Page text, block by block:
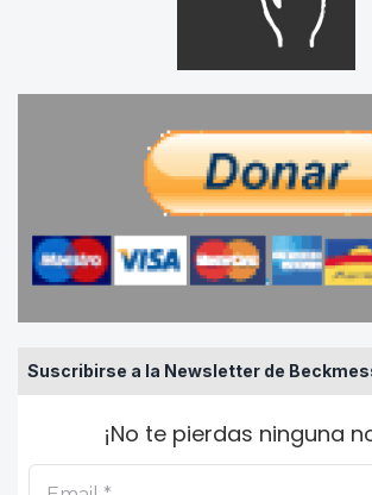
Suscribirse a la Newsletter de
¡No te pierdas ninguna